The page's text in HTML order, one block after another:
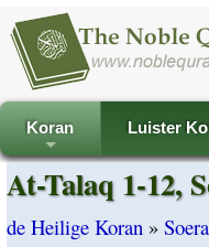
+
Koran
Luister
At-Talaq 1-12,
de Heilige Koran »